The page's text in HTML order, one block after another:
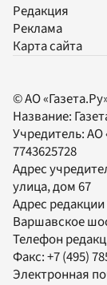
Редакция
Реклама
Карта сайта
© АО
Название:
Учредитель:АО
7743625728
Адрес
улица, дом 67
Адрес
Варшавское
Телефон
Факс:+7 (495)
Электронная